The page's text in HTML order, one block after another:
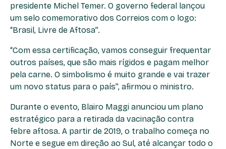
presidente Michel Temer. O governo federal lançou
um selo comemorativo dos Correios com o logo:
“Brasil, Livre de Aftosa”.
“Com essa certificação, vamos conseguir frequentar
outros países, que são mais rígidos e pagam melhor
pela carne. O simbolismo é muito grande e vai trazer
um novo status para o país”, afirmou o ministro.
Durante o evento, Blairo Maggi anunciou um plano
estratégico para a retirada da vacinação contra
febre aftosa. A partir de 2019, o trabalho começa no
Norte e segue em direção ao Sul, até alcançar todo o